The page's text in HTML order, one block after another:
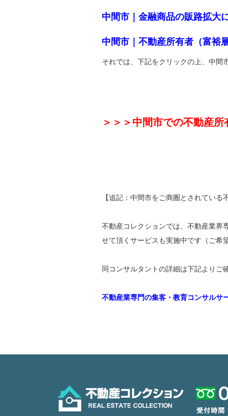
中間市｜金融商品の販路拡大
中間市｜不動産所有者（富裕
それでは、下記をクリックの上、中間
＞＞＞中間市での不動産
【追記：中間市をご商圏とされている
不動産コレクションでは、不動産業界
せて頂くサービスも実施中です（ご希
同コンサルタントの詳細は下記よりご
不動産業専門の集客・教育コンサルサ